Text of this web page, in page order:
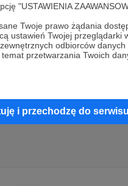
"USTAWIENIA
Twoje prawo żądania
ustawień Twojej przeglądarki
odbiorców
przetwarzania Twoich
i przechodzę do serwisu